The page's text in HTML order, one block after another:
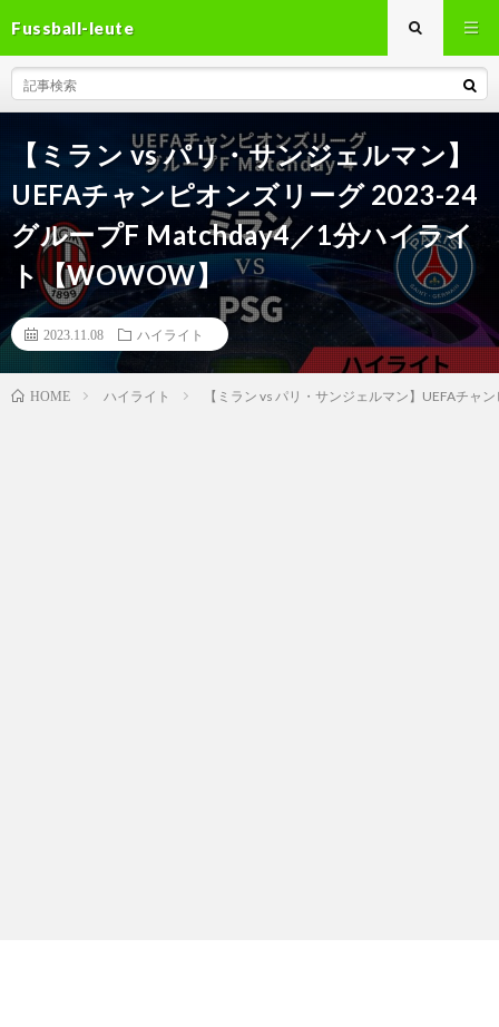
Fussball-leute
【ミラン vs パリ・サンジェルマン】
UEFAチャンピオンズリーグ 2023-24
グループF Matchday4／1分ハイライ
ト【WOWOW】
2023.11.08 ハイライト
HOME ハイライト 【ミラン vs パリ・サンジェルマン】UEFAチ